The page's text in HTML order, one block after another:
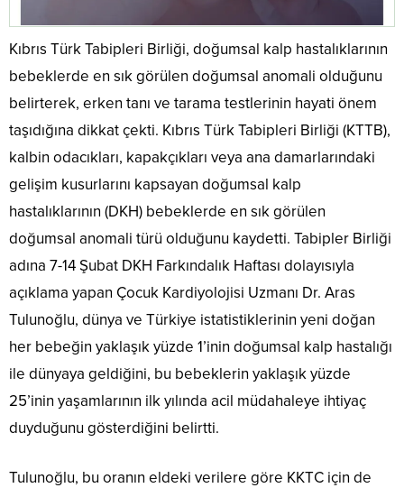
Kıbrıs Türk Tabipleri Birliği, doğumsal kalp hastalıklarının
bebeklerde en sık görülen doğumsal anomali olduğunu
belirterek, erken tanı ve tarama testlerinin hayati önem
taşıdığına dikkat çekti. Kıbrıs Türk Tabipleri Birliği (KTTB),
kalbin odacıkları, kapakçıkları veya ana damarlarındaki
gelişim kusurlarını kapsayan doğumsal kalp
hastalıklarının (DKH) bebeklerde en sık görülen
doğumsal anomali türü olduğunu kaydetti. Tabipler Birliği
adına 7-14 Şubat DKH Farkındalık Haftası dolayısıyla
açıklama yapan Çocuk Kardiyolojisi Uzmanı Dr. Aras
Tulunoğlu, dünya ve Türkiye istatistiklerinin yeni doğan
her bebeğin yaklaşık yüzde 1’inin doğumsal kalp hastalığı
ile dünyaya geldiğini, bu bebeklerin yaklaşık yüzde
25’inin yaşamlarının ilk yılında acil müdahaleye ihtiyaç
duyduğunu gösterdiğini belirtti.
Tulunoğlu, bu oranın eldeki verilere göre KKTC için de